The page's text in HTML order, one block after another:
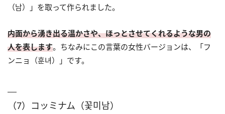
（남）」を取って作られました。
内面から湧き出る温かさや、ほっとさせてくれるような男の
人を表します。ちなみにこの言葉の女性バージョンは、「フ
ンニョ（훈녀）」です。
（7）コッミナム（꽃미남）